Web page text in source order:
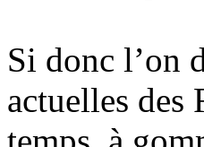
Si donc l’on
actuelles des